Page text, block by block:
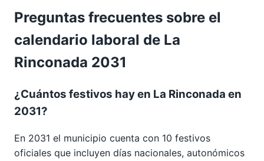
Preguntas frecuentes sobre el
calendario laboral de La
Rinconada 2031
¿Cuántos festivos hay en La Rinconada en
2031?
En 2031 el municipio cuenta con 10 festivos
oficiales que incluyen días nacionales, autonómicos